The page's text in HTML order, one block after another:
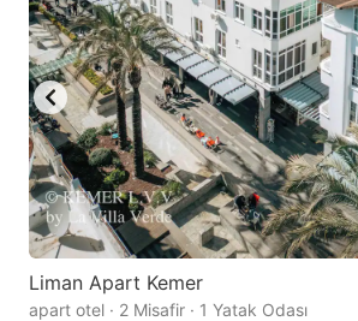
Liman Apart Kemer
apart otel · 2 Misafir · 1 Yatak Odası